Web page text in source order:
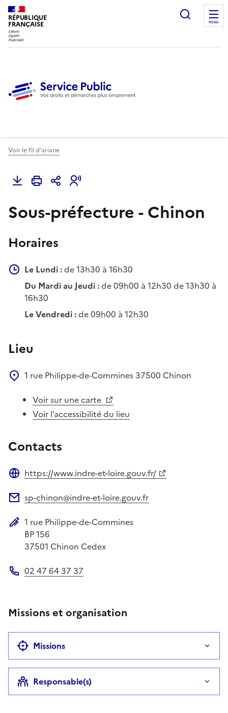
RÉPUBLIQUE
FRANÇAISE
Ouvrir
MENU
Voir le fil d'ariane
Sous-préfecture - Chinon
Horaires
Le Lundi :de 13h30 à 16h30
Du Mardi au Jeudi :de 09h00 à 12h30 de 13h30 à
16h30
Le Vendredi :de 09h00 à 12h30
Lieu
1 rue Philippe-de-Commines 37500 Chinon
Voir sur une carte
Voir l’accessibilité du lieu
Contacts
https://www.indre-et-loire.gouv.fr/
sp-chinon@indre-et-loire.gouv.fr
Adresse postale
1 rue Philippe-de-Commines
BP 156
37501 Chinon Cedex
02 47 64 37 37
Missions et organisation
Missions
Responsable(s)